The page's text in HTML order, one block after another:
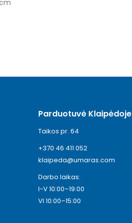
Parduotuvė Klaipėdoje
Taikos pr. 64
+370 46 411 052
klaipeda@umaras.com
Darbo laikas:
I-V 10:00–19:00
VI 10:00–15:00